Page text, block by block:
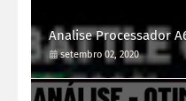
Analise Processador
setembro 02, 2020